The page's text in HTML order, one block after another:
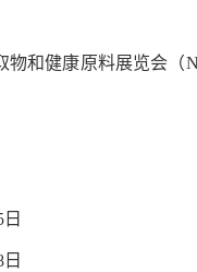
物和健康原料展览会（